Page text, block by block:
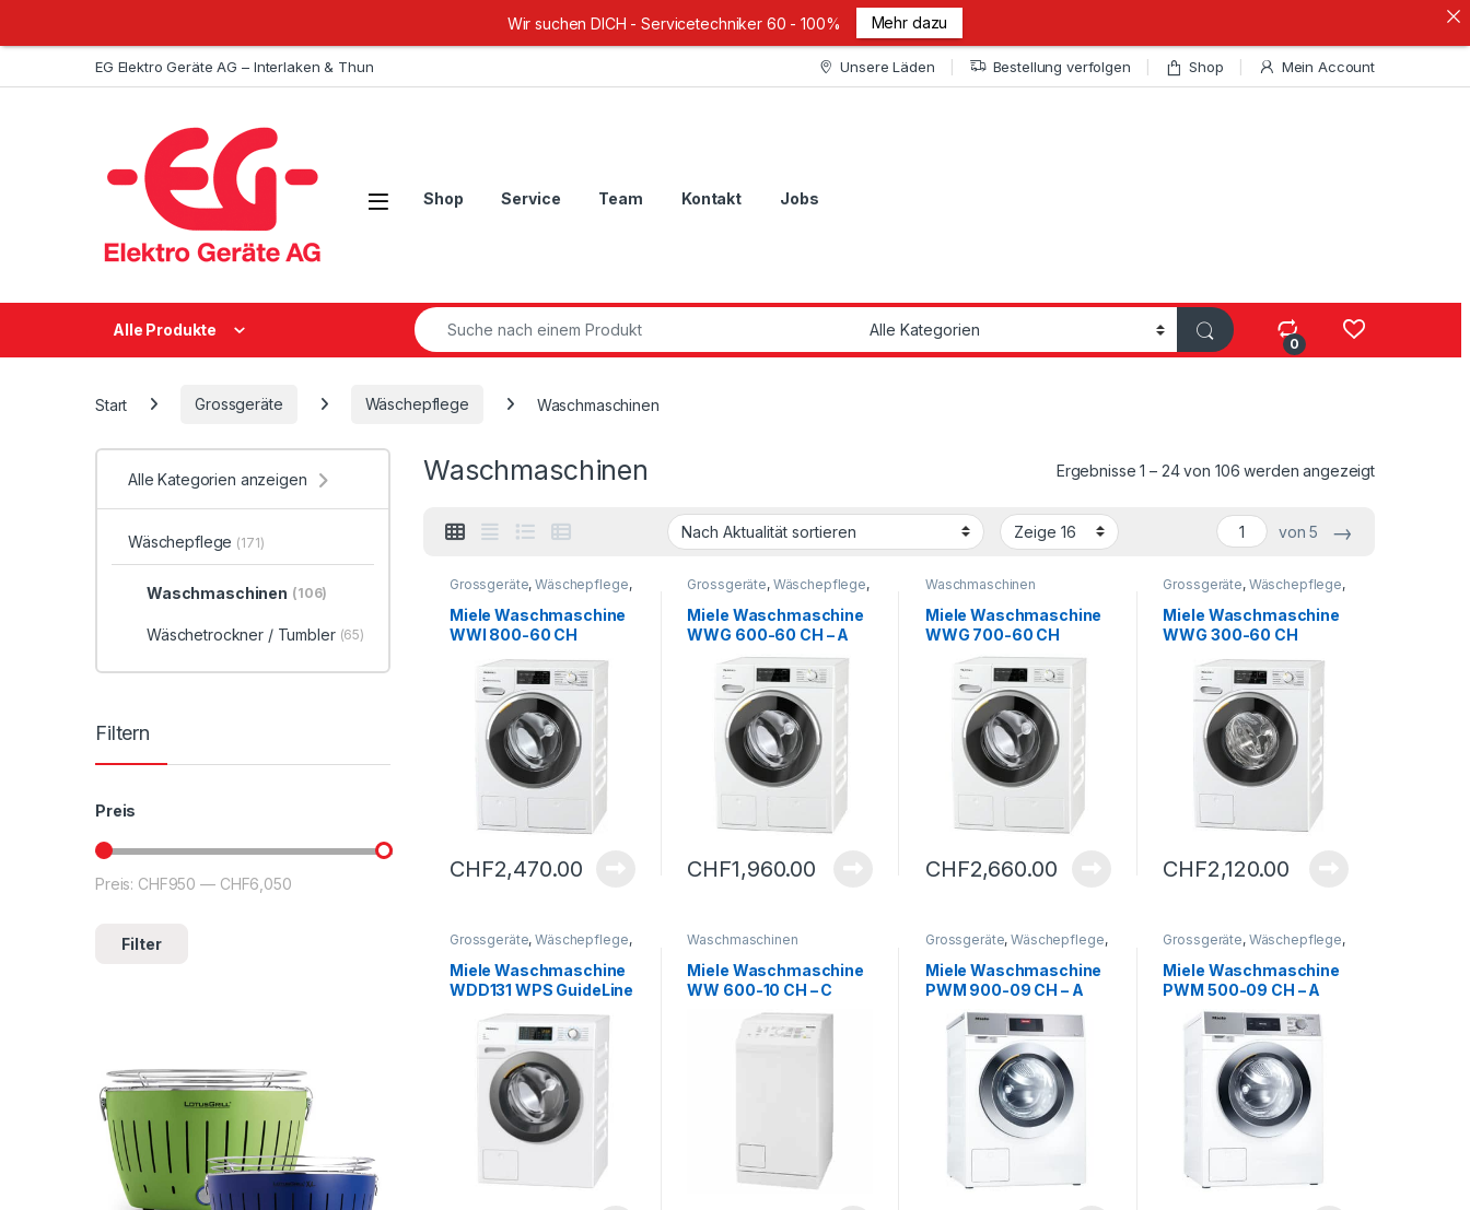
EG Elektro Geräte AG – Interlaken & Thun Unsere Läden Bestellung verfolgen Shop Mein Account
Open Shop Service Team Kontakt Jobs
Alle Produkte
Suche nach:
0
Start Grossgeräte Wäschepflege Waschmaschinen
Waschmaschinen Ergebnisse 1 – 24 von 106 werden angezeigtNach
von 5 →
Grossgeräte,Wäschepflege,
Waschmaschinen
Miele Waschmaschine
WWI 800-60 CH
CHF2,470.00
Grossgeräte, Wäschepflege,
Waschmaschinen
Miele Waschmaschine
WWG 600-60 CH – A
CHF1,960.00
Waschmaschinen
Miele Waschmaschine
WWG 700-60 CH
Warmwater
CHF2,660.00
Grossgeräte, Wäschepflege,
Waschmaschinen
Miele Waschmaschine
WWG 300-60 CH
CHF2,120.00
Grossgeräte,Wäschepflege,
Waschmaschinen
Miele Waschmaschine
WDD131 WPS GuideLine
Waschmaschinen
Miele Waschmaschine
WW 600-10 CH – C
Grossgeräte,Wäschepflege,
Waschmaschinen
Miele Waschmaschine
PWM 900-09 CH – A
Grossgeräte, Wäschepflege,
Waschmaschinen
Miele Waschmaschine
PWM 500-09 CH – A
Alle Kategorien anzeigen
Wäschepflege (171)
Waschmaschinen (106)
Wäschetrockner / Tumbler (65)
Filtern
Preis
Min. Preis
Max. Preis
Filter
Preis: CHF950 — CHF6,050
Wir suchen DICH - Servicetechniker 60 - 100% Mehr dazu